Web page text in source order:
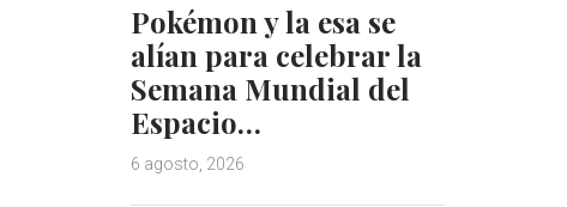
Pokémon y la esa se
alían para celebrar la
Semana Mundial del
Espacio…
6 agosto, 2026